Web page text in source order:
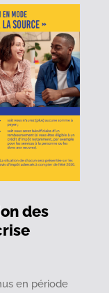
des
en période